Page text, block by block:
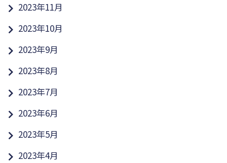
2023年11月
2023年10月
2023年9月
2023年8月
2023年7月
2023年6月
2023年5月
2023年4月